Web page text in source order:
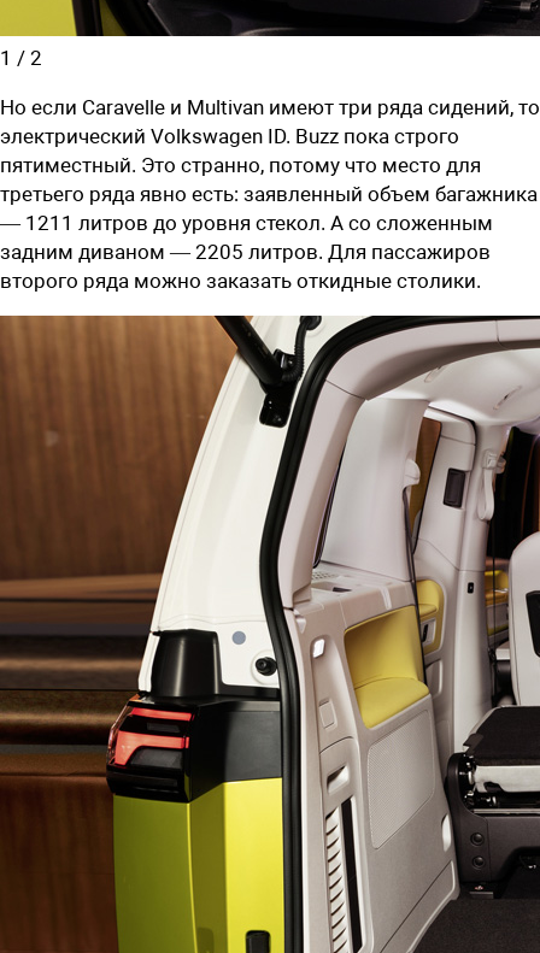
1 / 2
Но если Caravelle и Multivan имеют три ряда сидений, то
электрический Volkswagen ID. Buzz пока строго
пятиместный. Это странно, потому что место для
третьего ряда явно есть: заявленный объем багажника
— 1211 литров до уровня стекол. А со сложенным
задним диваном — 2205 литров. Для пассажиров
второго ряда можно заказать откидные столики.